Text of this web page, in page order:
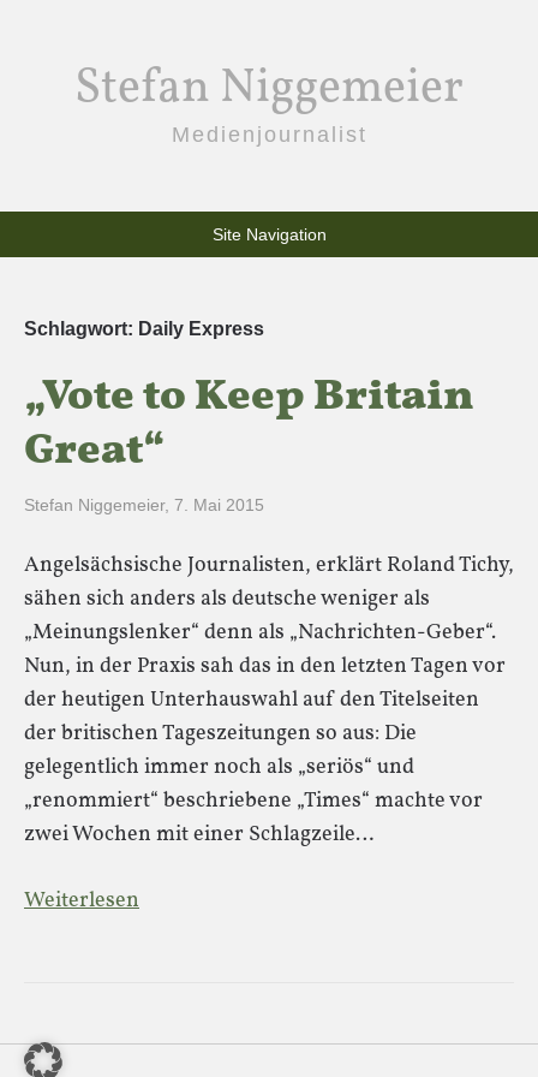
Stefan Niggemeier
Medienjournalist
Site Navigation
Schlagwort: Daily Express
„Vote to Keep Britain
Great“
Stefan Niggemeier, 7. Mai 2015
Angelsächsische Journalisten, erklärt Roland Tichy,
sähen sich anders als deutsche weniger als
„Meinungslenker“ denn als „Nachrichten-Geber“.
Nun, in der Praxis sah das in den letzten Tagen vor
der heutigen Unterhauswahl auf den Titelseiten
der britischen Tageszeitungen so aus: Die
gelegentlich immer noch als „seriös“ und
„renommiert“ beschriebene „Times“ machte vor
zwei Wochen mit einer Schlagzeile…
Weiterlesen